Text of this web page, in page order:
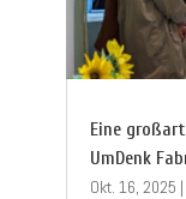
Eine
UmDenk
Okt. 16, 2025 |